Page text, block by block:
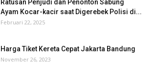
Ratusan Penjudi dan Penonton Sabung
Ayam Kocar-kacir saat Digerebek Polisi di...
Februari 22, 2025
Harga Tiket Kereta Cepat Jakarta Bandung
November 26, 2023